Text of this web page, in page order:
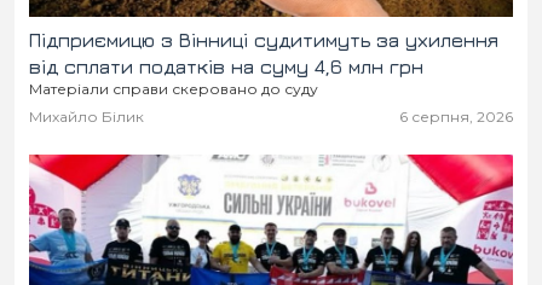
Підприємицю з Вінниці судитимуть за ухилення
від сплати податків на суму 4,6 млн грн
Матеріали справи скеровано до суду
Михайло Білик
6 серпня, 2026